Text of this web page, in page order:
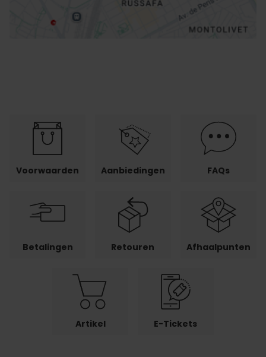
Voorwaarden Aanbiedingen FAQs
Betalingen Retouren Afhaalpunten
Artikel E-Tickets